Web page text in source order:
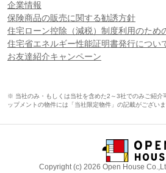
企業情報
保険商品の販売に関する勧誘方針
住宅ローン控除（減税）制度利用のため
住宅省エネルギー性能証明書発行につい
お友達紹介キャンペーン
※ 当社のみ・もしくは当社を含めた2～3社でのみご紹介
ップメントの物件には「当社限定物件」の記載がございま
Copyright (c) 2026 Open House